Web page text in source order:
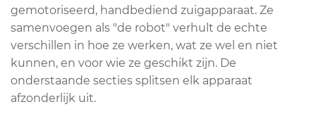
gemotoriseerd, handbediend zuigapparaat. Ze
samenvoegen als "de robot" verhult de echte
verschillen in hoe ze werken, wat ze wel en niet
kunnen, en voor wie ze geschikt zijn. De
onderstaande secties splitsen elk apparaat
afzonderlijk uit.